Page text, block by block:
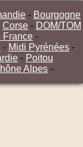
- Bourgogne
Corse - DOM/TOM
France -
- Midi Pyrénées -
- Poitou
Alpes -